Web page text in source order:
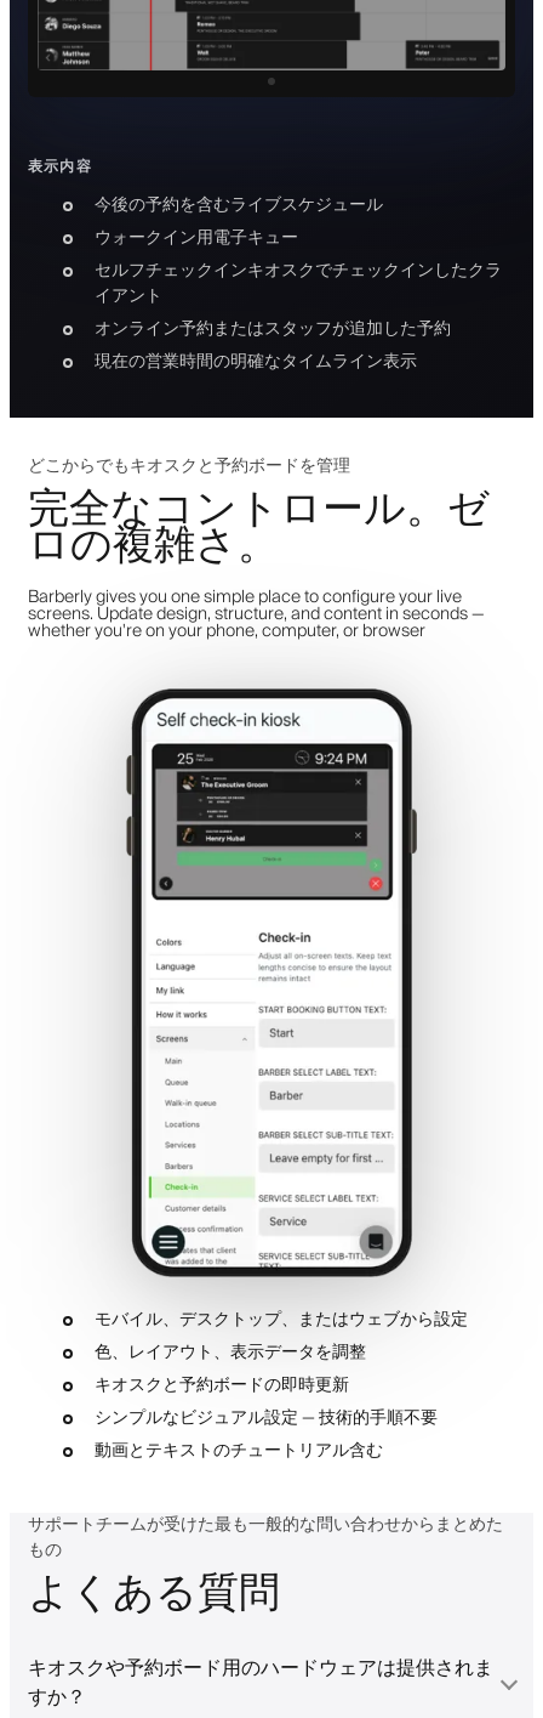
表示内容
今後の予約を含むライブスケジュール
ウォークイン用電子キュー
セルフチェックインキオスクでチェックインしたクラ
イアント
オンライン予約またはスタッフが追加した予約
現在の営業時間の明確なタイムライン表示
どこからでもキオスクと予約ボードを管理
完全なコントロール。ゼ
ロの複雑さ。
Barberly gives you one simple place to configure your live
screens. Update design, structure, and content in seconds —
whether you're on your phone, computer, or browser
モバイル、デスクトップ、またはウェブから設定
色、レイアウト、表示データを調整
キオスクと予約ボードの即時更新
シンプルなビジュアル設定 — 技術的手順不要
動画とテキストのチュートリアル含む
サポートチームが受けた最も一般的な問い合わせからまとめた
もの
よくある質問
キオスクや予約ボード用のハードウェアは提供されま
すか？